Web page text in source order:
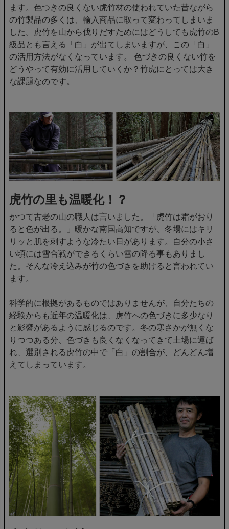
ます。色つきの良くない虎竹材の使われていた昔ながら
の竹製品の多くは、輸入商品に取って変わってしまいま
した。虎竹を山から伐りだすためにはどうしても虎竹のB
級品とも言える「白」が出てしまいますが、この「白」
の活用方法がなくなっています。 色づきの良くない竹を
どうやって有効に活用していくか？竹虎にとっては大き
な課題なのです。
虎竹の里も温暖化！？
かつて古老の山の職人は言いました。「虎竹は霜がおり
ると色が出る。」暖かな南国高知ですが、冬場にはキリ
リッと肌を刺すような冷たい日があります。自分の小さ
い頃には雪合戦ができるくらい雪の降る事もありまし
た。そんな冷え込みが竹の色づきを助けると言われてい
ます。
科学的に根拠があるものではありませんが、自分たちの
経験からも近年の温暖化は、虎竹への色づきに多少なり
と影響があるように感じるのです。冬の寒さかが無くな
りつつある分、色づきも良くなくなってきて土場に運ば
れ、選別される虎竹の中で「白」の割合が、どんどん増
えてしまっています。